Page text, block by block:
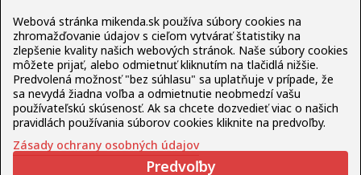
Bioklimatische Pergolen
Sonnenschirme
Terrassenmöbel
Datenschutz-Bestimmungen
© Mikenda Present 1992 – 2026 , Web erstellt von
Webová stránka mikenda.sk používa súbory cookies na
zhromažďovanie údajov s cieľom vytvárať štatistiky na
zlepšenie kvality našich webových stránok. Naše súbory cookies
môžete prijať, alebo odmietnuť kliknutím na tlačidlá nižšie.
Predvolená možnosť "bez súhlasu" sa uplatňuje v prípade, že
sa nevydá žiadna voľba a odmietnutie neobmedzí vašu
používateľskú skúsenosť. Ak sa chcete dozvedieť viac o našich
pravidlách používania súborov cookies kliknite na predvoľby.
Zásady ochrany osobných údajov
Predvoľby